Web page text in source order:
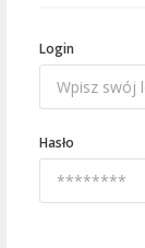
Login
Hasło